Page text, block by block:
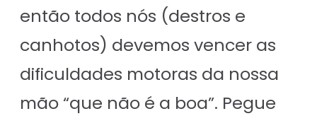
então todos nós (destros e
canhotos) devemos vencer as
dificuldades motoras da nossa
mão “que não é a boa”. Pegue